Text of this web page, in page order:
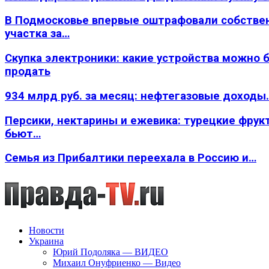
В Подмосковье впервые оштрафовали
участка за…
Скупка электроники: какие устройства можно
продать
934 млрд руб. за месяц: нефтегазовые
Персики, нектарины и ежевика: турецкие
бьют…
Семья из Прибалтики переехала в Россию и…
Новости
Украина
Юрий Подоляка — ВИДЕО
Михаил Онуфриенко — Видео